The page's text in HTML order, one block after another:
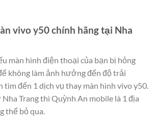
vivo y50 chính hãng tại Nha
màn hình điện thoại của bạn bị hỏng
không làm ảnh hưởng đến độ trải
tìm đến 1 dịch vụ thay màn hình vivo y50.
Trang thì Quỳnh An mobile là 1 địa
thể bỏ qua.